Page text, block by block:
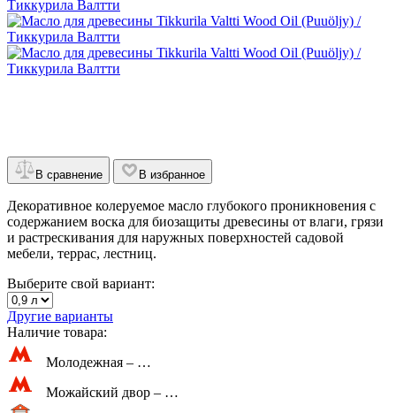
В сравнение В избранное
Декоративное колеруемое масло глубокого проникновения с
содержанием воска для биозащиты древесины от влаги, грязи
и растрескивания для наружных поверхностей садовой
мебели, террас, лестниц.
Выберите свой вариант:
Другие варианты
Наличие товара:
Молодежная – …
Можайский двор – …